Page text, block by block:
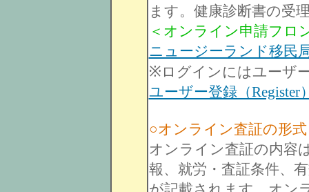
ます。健康診断書の受
＜オンライン申請フロ
ニュージーランド移民
※ログインにはユーザ
ユーザー登録（Register
○オンライン査証の形式
オンライン査証の内容
報、就労・査証条件、